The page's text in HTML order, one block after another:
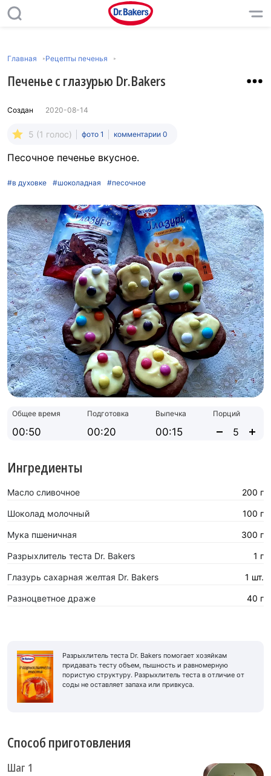
Главная Рецепты печенья
Печенье с глазурью Dr.Bakers
Создан 2020-08-14
5 (1 голос) фото 1 комментарии 0
Песочное печенье вкусное.
#в духовке #шоколадная #песочное
Общее время
00:50
Подготовка
00:20
Выпечка
00:15
Порций
Ингредиенты
Масло сливочное 200 г
Шоколад молочный 100 г
Мука пшеничная 300 г
Разрыхлитель теста Dr. Bakers 1 г
Глазурь сахарная желтая Dr. Bakers 1 шт.
Разноцветное драже 40 г
Разрыхлитель теста Dr. Bakers помогает хозяйкам
придавать тесту объем, пышность и равномерную
пористую структуру. Разрыхлитель теста в отличие от
соды не оставляет запаха или привкуса.
Способ приготовления
Шаг 1